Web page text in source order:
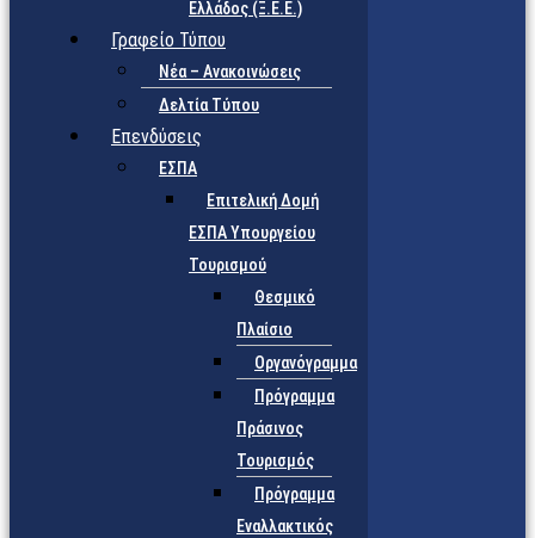
Ελλάδος (Ξ.Ε.Ε.)
Γραφείο Τύπου
Νέα – Ανακοινώσεις
Δελτία Τύπου
Επενδύσεις
ΕΣΠΑ
Επιτελική Δομή
ΕΣΠΑ Υπουργείου
Τουρισμού
Θεσμικό
Πλαίσιο
Οργανόγραμμα
Πρόγραμμα
Πράσινος
Τουρισμός
Πρόγραμμα
Εναλλακτικός